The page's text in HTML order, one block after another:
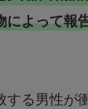
によって報
する男性が